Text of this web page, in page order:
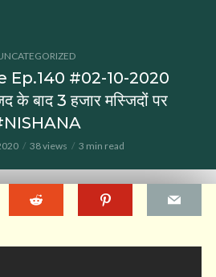
Ep.140 #02-10-2020
के बाद 3 हजार मस्जिदों पर
38 views 3 min read